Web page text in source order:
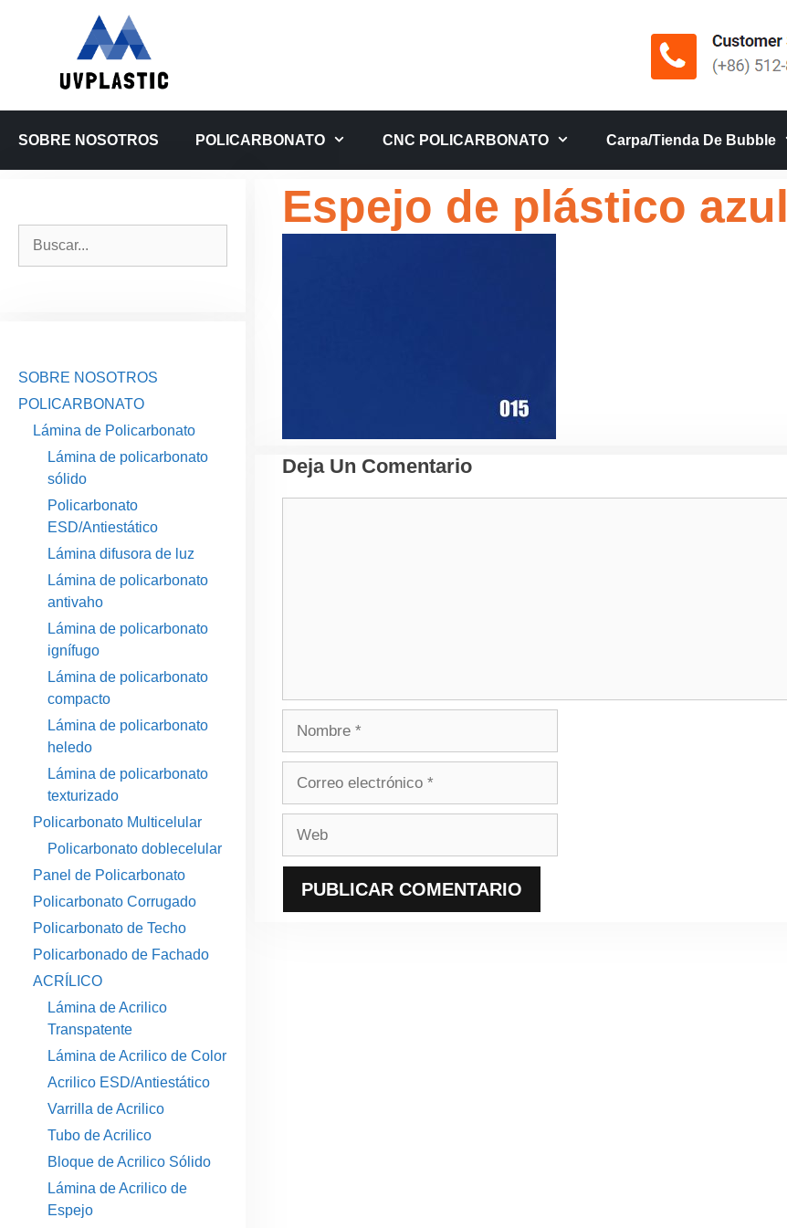
SOBRE NOSOTROS POLICARBONATO CNC POLICARBONATO Carpa/tienda De Bubble
Espejo de plástico azul
Deja Un Comentario
SOBRE NOSOTROS
POLICARBONATO
Lámina de Policarbonato
Lámina de policarbonato
sólido
Policarbonato
ESD/Antiestático
Lámina difusora de luz
Lámina de policarbonato
antivaho
Lámina de policarbonato
ignífugo
Lámina de policarbonato
compacto
Lámina de policarbonato
heledo
Lámina de policarbonato
texturizado
Policarbonato Multicelular
Policarbonato doblecelular
Panel de Policarbonato
Policarbonato Corrugado
Policarbonato de Techo
Policarbonado de Fachado
ACRÍLICO
Lámina de Acrilico
Transpatente
Lámina de Acrilico de Color
Acrilico ESD/Antiestático
Varrilla de Acrilico
Tubo de Acrilico
Bloque de Acrilico Sólido
Lámina de Acrilico de
Espejo